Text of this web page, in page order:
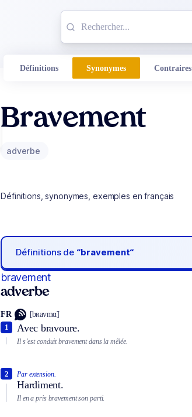
Définitions Synonymes Contraires
Bravement
adverbe
Définitions, synonymes, exemples en français
Définitions de “bravement“
bravement
adverbe
FR [bʀavmɑ̃]
Avec bravoure.
1
Il s’est conduit bravement dans la mêlée.
Par extension.
Hardiment.
2
Il en a pris bravement son parti.